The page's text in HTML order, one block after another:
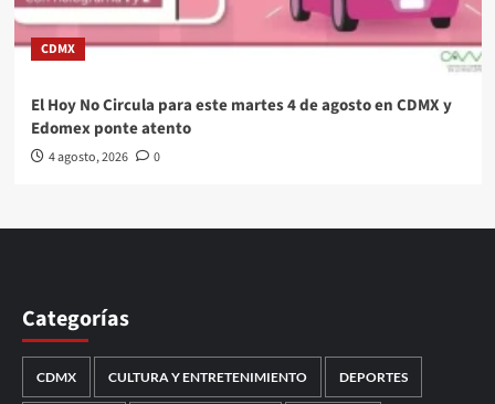
CDMX
El Hoy No Circula para este martes 4 de agosto en CDMX y
Edomex ponte atento
4 agosto, 2026 0
Categorías
CDMX CULTURA Y ENTRETENIMIENTO DEPORTES